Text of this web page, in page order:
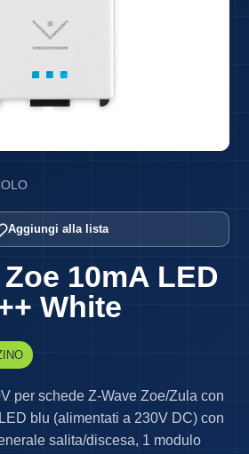
Aggiungi alla lista
10mA LED
White
per schede Z-Wave Zoe/Zula con
blu (alimentati a 230V DC) con
salita/discesa, 1 modulo